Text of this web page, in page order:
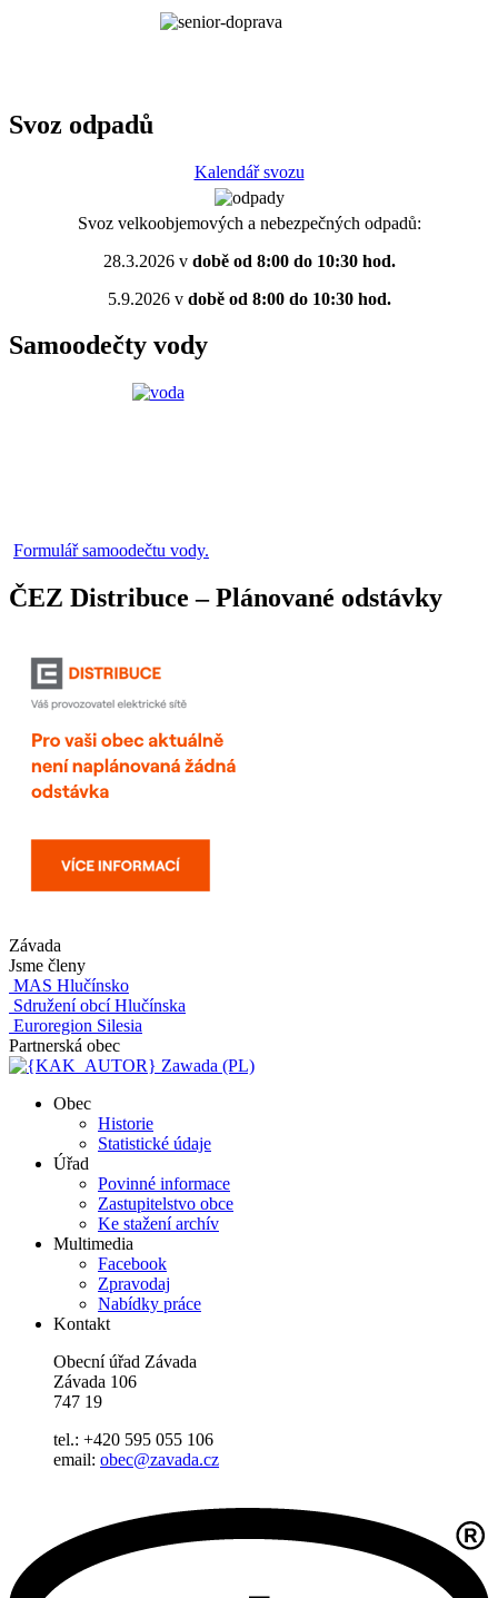
Svoz odpadů
Kalendář svozu
Svoz velkoobjemových a nebezpečných odpadů:
28.3.2026 vdobě od 8:00 do 10:30 hod.
5.9.2026 vdobě od 8:00 do 10:30 hod.
Samoodečty vody
Formulář samoodečtu vody.
ČEZ Distribuce – Plánované odstávky
Závada
Jsme členy
MAS Hlučínsko
Sdružení obcí Hlučínska
Euroregion Silesia
Partnerská obec
Zawada (PL)
Obec
Historie
Statistické údaje
Úřad
Povinné informace
Zastupitelstvo obce
Ke stažení archív
Multimedia
Facebook
Zpravodaj
Nabídky práce
Kontakt
Obecní úřad Závada
Závada 106
747 19
tel.: +420 595 055 106
email: obec@zavada.cz